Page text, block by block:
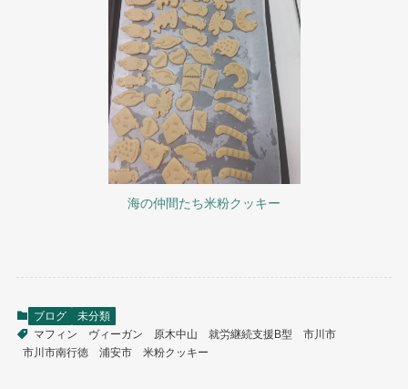
海の仲間たち米粉クッキー
ブログ
未分類
マフィン
ヴィーガン 原木中山 就労継続支援B型
市川市
市川市南行徳
浦安市 米粉クッキー